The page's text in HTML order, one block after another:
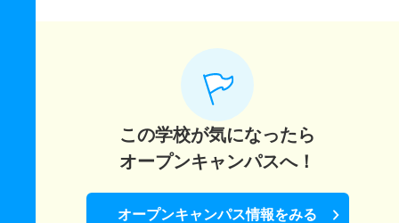
この学校が気になったら
オープンキャンパスへ！
オープンキャンパス情報をみる